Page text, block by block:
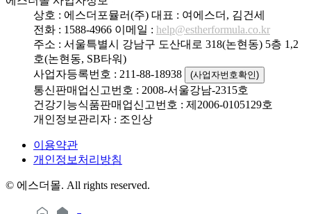
상호 : 에스더포뮬러(주) 대표 : 여에스더, 김건세
전화 : 1588-4966 이메일 : help@estherformula.co.kr
주소 : 서울특별시 강남구 도산대로 318(논현동) 5층 1,2
호(논현동, SB타워)
사업자등록번호 : 211-88-18938
(사업자번호확인)
통신판매업신고번호 : 2008-서울강남-2315호
건강기능식품판매업신고번호 : 제2006-0105129호
개인정보관리자 : 조인상
이용약관
개인정보처리방침
© 에스더몰. All rights reserved.